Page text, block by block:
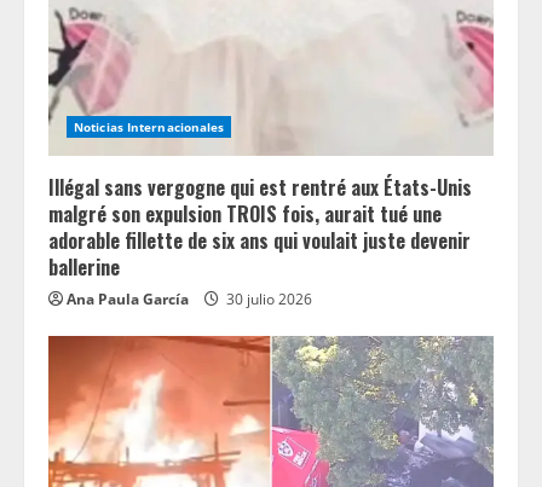
Noticias Internacionales
Illégal sans vergogne qui est rentré aux États-Unis
malgré son expulsion TROIS fois, aurait tué une
adorable fillette de six ans qui voulait juste devenir
ballerine
Ana Paula García 30 julio 2026